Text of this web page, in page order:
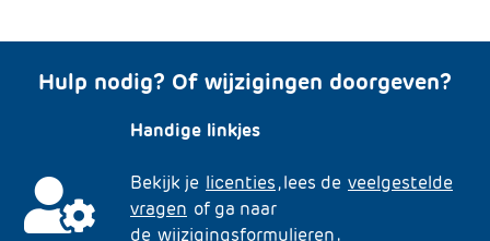
Hulp nodig? Of wijzigingen doorgeven?
Handige linkjes
Bekijk je licenties, lees de veelgestelde
vragen of ga naar
de wijzigingsformulieren.